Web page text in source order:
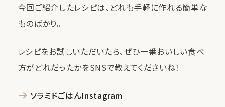
今回ご紹介したレシピは、どれも手軽に作れる簡単な
ものばかり。
レシピをお試しいただいたら、ぜひ一番おいしい食べ
方がどれだったかをSNSで教えてくださいね！
ソラミドごはんInstagram